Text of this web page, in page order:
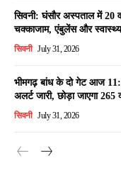
सिवनी: घंसौर अस्पताल में
चक्काजाम, एंबुलेंस और
सिवनी July 31, 2026
भीमगढ़ बांध के दो गेट आज
अलर्ट जारी, छोड़ा जाएगा 265
सिवनी July 31, 2026